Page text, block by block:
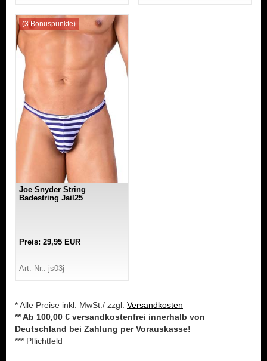
(3 Bonuspunkte)
Joe Snyder String
Badestring Jail25
Preis: 29,95 EUR
Art.-Nr.: js03j
* Alle Preise inkl. MwSt./ zzgl. Versandkosten
** Ab 100,00 € versandkostenfrei innerhalb von
Deutschland bei Zahlung per Vorauskasse!
*** Pflichtfeld